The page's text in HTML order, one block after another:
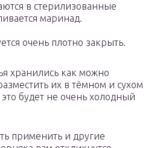
в стерилизованные
маринад.
очень плотно закрыть.
хранились как можно
их в тёмном и сухом
будет не очень холодный
применить и другие